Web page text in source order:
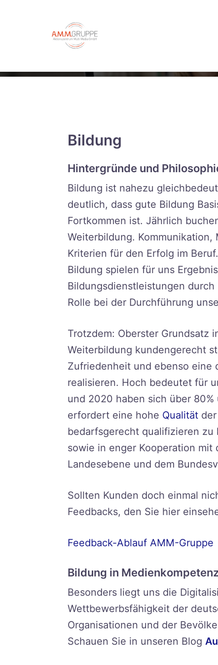
Bildung
Hintergründe und
Bildung ist nahezu
deutlich, dass gute Bildung
Fortkommen ist. Jährlich
Weiterbildung.
Kriterien für den Erfolg im
Bildung spielen für uns
Bildungsdienstleistungen durch
Rolle bei der Durchführung
Trotzdem: Oberster Grundsatz
Weiterbildung kundengerecht
Zufriedenheit und ebenso eine
realisieren. Hoch bedeutet für
und 2020 haben sich über
erfordert eine hohe Qualität
bedarfsgerecht qualifizieren zu
sowie in enger Kooperation mit
Landesebene und dem
Sollten Kunden doch einmal
Feedbacks, den Sie hier
Feedback-Ablauf AMM-Gruppe
Bildung in
Besonders liegt uns die
Wettbewerbsfähigkeit der
Organisationen und der
Schauen Sie in unseren Blog